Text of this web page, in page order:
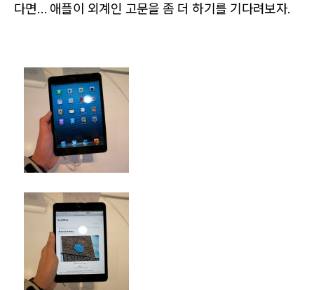
다면… 애플이 외계인 고문을 좀 더 하기를 기다려보자.